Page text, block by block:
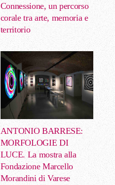
Connessione, un percorso
corale tra arte, memoria e
territorio
ANTONIO BARRESE:
MORFOLOGIE DI
LUCE. La mostra alla
Fondazione Marcello
Morandini di Varese